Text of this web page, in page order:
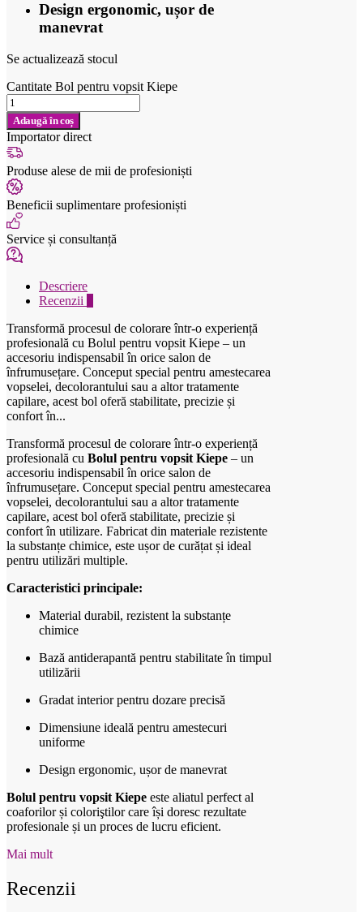
Design ergonomic, ușor de
manevrat
Se actualizează stocul
Cantitate Bol pentru vopsit Kiepe
Adaugă în coș
Importator direct
Produse alese de mii de profesioniști
Beneficii suplimentare profesioniști
Service și consultanță
Descriere
Recenzii
Transformă procesul de colorare într-o experiență
profesională cu Bolul pentru vopsit Kiepe – un
accesoriu indispensabil în orice salon de
înfrumusețare. Conceput special pentru amestecarea
vopselei, decolorantului sau a altor tratamente
capilare, acest bol oferă stabilitate, precizie și
confort în...
Transformă procesul de colorare într-o experiență
profesională cu Bolul pentru vopsit Kiepe – un
accesoriu indispensabil în orice salon de
înfrumusețare. Conceput special pentru amestecarea
vopselei, decolorantului sau a altor tratamente
capilare, acest bol oferă stabilitate, precizie și
confort în utilizare. Fabricat din materiale rezistente
la substanțe chimice, este ușor de curățat și ideal
pentru utilizări multiple.
Caracteristici principale:
Material durabil, rezistent la substanțe
chimice
Bază antiderapantă pentru stabilitate în timpul
utilizării
Gradat interior pentru dozare precisă
Dimensiune ideală pentru amestecuri
uniforme
Design ergonomic, ușor de manevrat
Bolul pentru vopsit Kiepe este aliatul perfect al
coaforilor și coloriştilor care își doresc rezultate
profesionale și un proces de lucru eficient.
Mai mult
Recenzii